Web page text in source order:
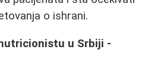
o ishrani.
u Srbiji -